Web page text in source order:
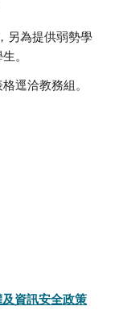
另為提供弱勢學
。
逕洽教務組。
及資訊安全政策